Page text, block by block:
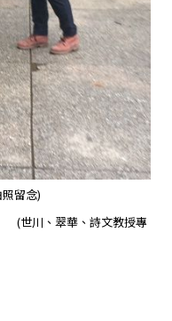
館拍照留念)
文教授專